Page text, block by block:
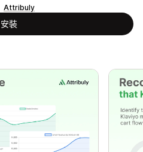
Attribuly
安裝